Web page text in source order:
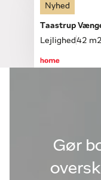
Åbent hus
Nyhed
Taastrup
Lejlighed42 m2
Gør